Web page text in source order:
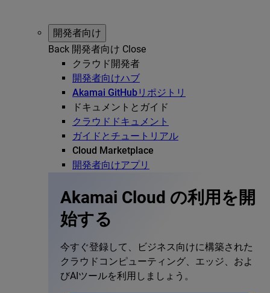
開発者向け
Back 開発者向け Close
クラウド開発者
開発者向けハブ
Akamai GitHubリポジトリ
ドキュメントとガイド
クラウドドキュメント
ガイドとチュートリアル
Cloud Marketplace
開発者向けアプリ
Akamai Cloud の利用を開
始する
今すぐ登録して、ビジネス向けに構築された
クラウドコンピューティング、エッジ、およ
びAIツールを利用しましょう。